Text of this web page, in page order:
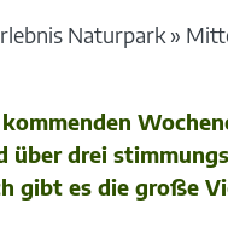
Naturpark»
über drei
gibt es die große